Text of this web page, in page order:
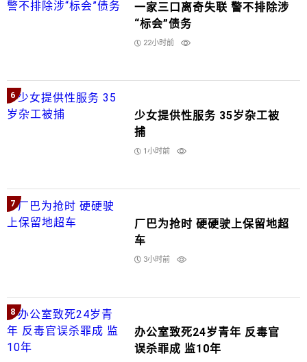
一家三口离奇失联 警不排除涉
“标会”债务
22小时前
6
少女提供性服务 35岁杂工被
捕
1小时前
7
厂巴为抢时 硬硬驶上保留地超
车
3小时前
8
办公室致死24岁青年 反毒官
误杀罪成 监10年